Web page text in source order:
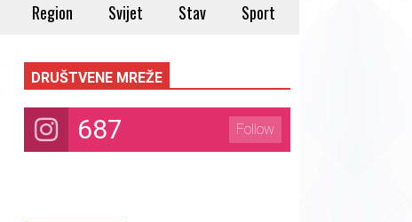
Region Svijet Stav Sport
DRUŠTVENE MREŽE
687 Follow